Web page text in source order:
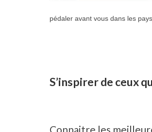
pédaler avant vous dans les
S’inspirer de ceux
Connaitre les